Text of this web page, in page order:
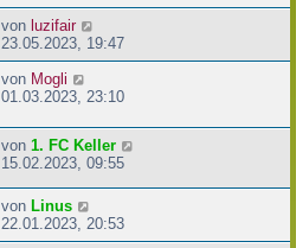
von luzifair
23.05.2023, 19:47
von Mogli
01.03.2023, 23:10
von 1. FC Keller
15.02.2023, 09:55
von Linus
22.01.2023, 20:53